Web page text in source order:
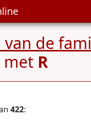
de
met R
422: